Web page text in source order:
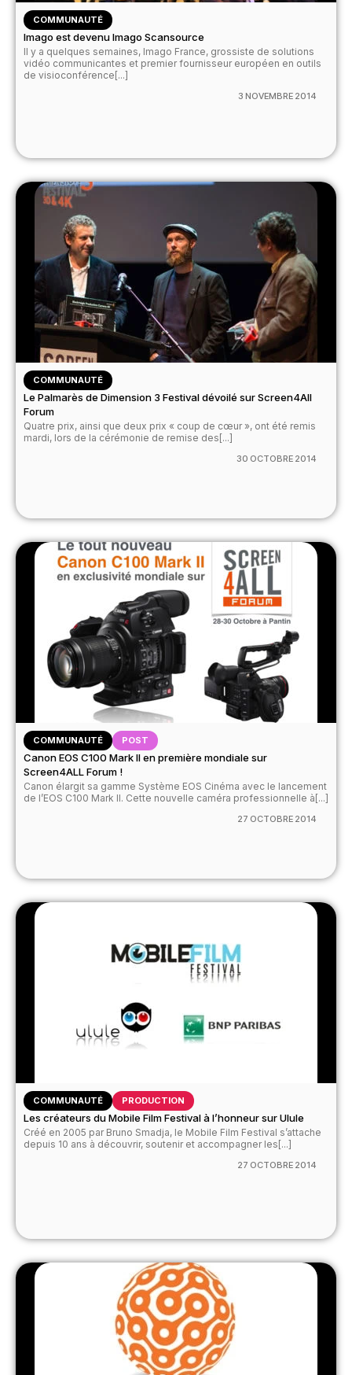
COMMUNAUTÉ
Imago est devenu Imago Scansource
Il y a quelques semaines, Imago France, grossiste de solutions
vidéo communicantes et premier fournisseur européen en outils
de visioconférence[...]
3 NOVEMBRE 2014
COMMUNAUTÉ
Le Palmarès de Dimension 3 Festival dévoilé sur Screen4All
Forum
Quatre prix, ainsi que deux prix « coup de cœur », ont été remis
mardi, lors de la cérémonie de remise des[...]
30 OCTOBRE 2014
COMMUNAUTÉ POST
Canon EOS C100 Mark II en première mondiale sur
Screen4ALL Forum !
Canon élargit sa gamme Système EOS Cinéma avec le lancement
de l’EOS C100 Mark II. Cette nouvelle caméra professionnelle à[...]
27 OCTOBRE 2014
COMMUNAUTÉ PRODUCTION
Les créateurs du Mobile Film Festival à l’honneur sur Ulule
Créé en 2005 par Bruno Smadja, le Mobile Film Festival s’attache
depuis 10 ans à découvrir, soutenir et accompagner les[...]
27 OCTOBRE 2014